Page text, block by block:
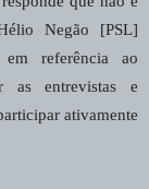
Negão [PSL]
referência ao
as entrevistas e
ativamente